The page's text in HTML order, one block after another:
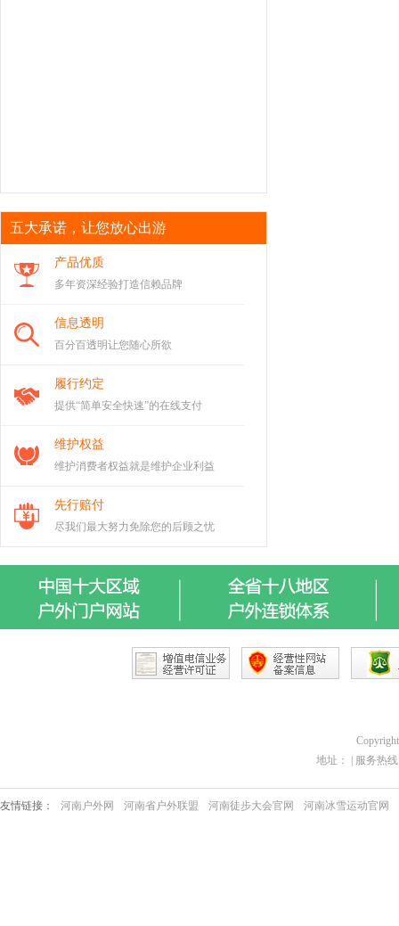
五大承诺，让您放心出游
产品优质
多年资深经验打造信赖品牌
信息透明
百分百透明让您随心所欲
履行约定
提供“简单安全快速”的在线支付
维护权益
维护消费者权益就是维护企业利益
先行赔付
尽我们最大努力免除您的后顾之忧
地址： | 服务热线
友情链接： 河南户外网 河南省户外联盟 河南徒步大会官网 河南冰雪运动官网